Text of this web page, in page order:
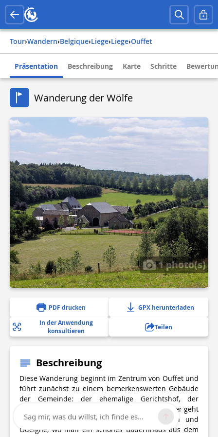
Tour› Wandern› belgique› liege› liege› ouffet
Präsentation Beschreibung Karte Schritte
Wanderung der Wölfe
1 photo(s)
PDF drucken
GPX herunterladen
In der Anwendung
konsultieren
Teilen
Beschreibung
Diese Wanderung beginnt im Zentrum von Ouffet und
führt zunächst zu einem bemerkenswerten Gebäude
der Gemeinde: der ehemalige Gerichtshof, der
mehrfach umgebaut und renoviert wurde. Weiter geht
es in Richtung Petit Ouffet, Tige de Fairon und
Odeigne, wo man ein schönes Bauernhaus aus dem
Sag mir, was du willst, ich finde es...